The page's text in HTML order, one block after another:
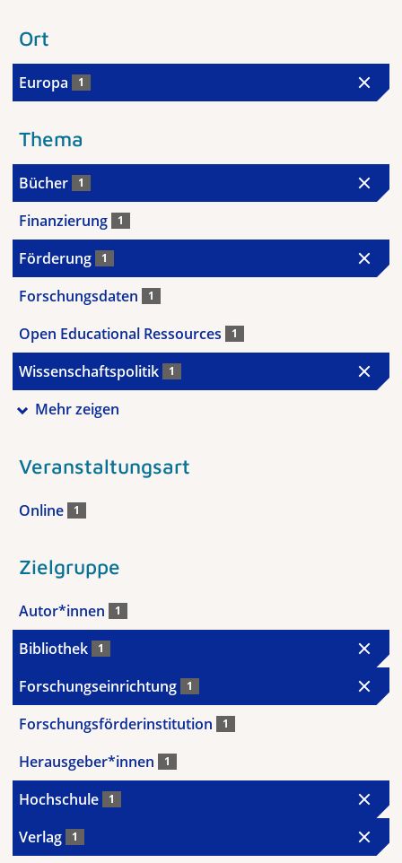
Ort
Europa 1
Thema
Bücher 1
Finanzierung 1
Förderung 1
Forschungsdaten 1
Open Educational Ressources 1
Wissenschaftspolitik 1
Mehr zeigen
Veranstaltungsart
Online 1
Zielgruppe
Autor*innen 1
Bibliothek 1
Forschungseinrichtung 1
Forschungsförderinstitution 1
Herausgeber*innen 1
Hochschule 1
Verlag 1